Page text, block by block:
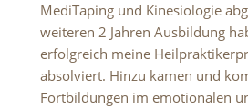
MediTaping und Kinesiologie
weiteren 2 Jahren Ausbildung
erfolgreich meine
absolviert. Hinzu kamen und
Fortbildungen im emotionalen